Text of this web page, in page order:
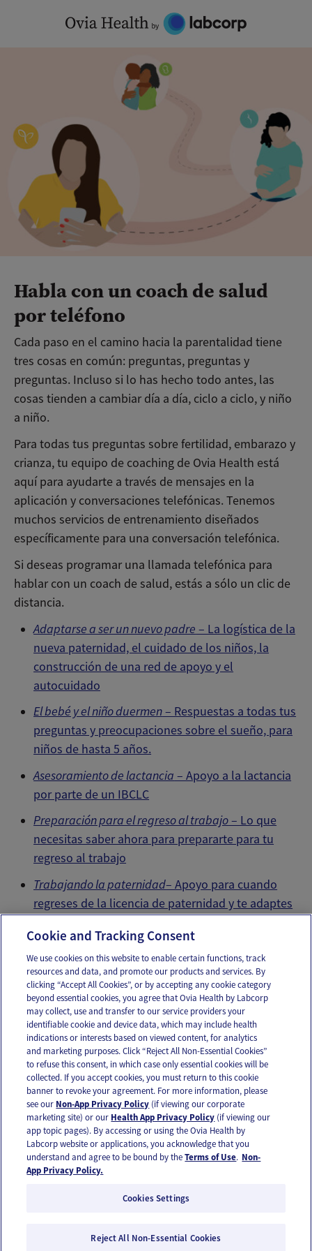
Habla con un coach de salud
por teléfono
Cada paso en el camino hacia la parentalidad tiene
tres cosas en común: preguntas, preguntas y
preguntas. Incluso si lo has hecho todo antes, las
cosas tienden a cambiar día a día, ciclo a ciclo, y niño
a niño.
Para todas tus preguntas sobre fertilidad, embarazo y
crianza, tu equipo de coaching de Ovia Health está
aquí para ayudarte a través de mensajes en la
aplicación y conversaciones telefónicas. Tenemos
muchos servicios de entrenamiento diseñados
específicamente para una conversación telefónica.
Si deseas programar una llamada telefónica para
hablar con un coach de salud, estás a sólo un clic de
distancia.
Adaptarse a ser un nuevo padre – La logística de la
nueva paternidad, el cuidado de los niños, la
construcción de una red de apoyo y el
autocuidado
El bebé y el niño duermen– Respuestas a todas tus
preguntas y preocupaciones sobre el sueño, para
niños de hasta 5 años.
Asesoramiento de lactancia – Apoyo a la lactancia
por parte de un IBCLC
Preparación para el regreso al trabajo– Lo que
necesitas saber ahora para prepararte para tu
regreso al trabajo
Trabajando la paternidad– Apoyo para cuando
regreses de la licencia de paternidad y te adaptes
Email Text
OUR APPS
FOLLOW US
© 2026 Ovia Health by Labcorp
Cookie and Tracking Consent
We use cookies on this website to enable certain functions, track
resources and data, and promote our products and services. By
clicking “Accept All Cookies”, or by accepting any cookie category
beyond essential cookies, you agree that Ovia Health by Labcorp
may collect, use and transfer to our service providers your
identifiable cookie and device data, which may include health
indications or interests based on viewed content, for analytics
and marketing purposes. Click “Reject All Non-Essential Cookies”
to refuse this consent, in which case only essential cookies will be
collected. If you accept cookies, you must return to this cookie
banner to revoke your agreement. For more information, please
see our Non-App Privacy Policy (if viewing our corporate
marketing site) or our Health App Privacy Policy (if viewing our
app topic pages). By accessing or using the Ovia Health by
Labcorp website or applications, you acknowledge that you
understand and agree to be bound by theTerms of Use. Non-
App Privacy Policy.
Cookies Settings
Reject All Non-Essential Cookies